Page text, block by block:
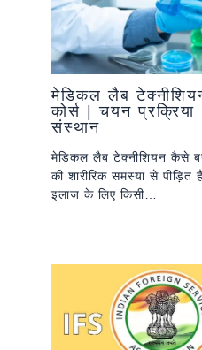
मेडिकल लैब
कोर्स | चयन
संस्थान
मेडिकल लैब टेक्नीशियन कैसे
की शारीरिक समस्या से पीड़ित
इलाज के लिए किसी…